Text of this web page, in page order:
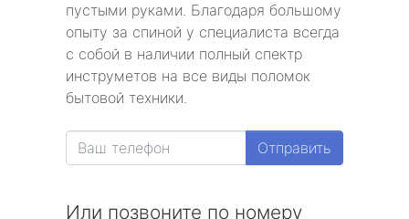
пустыми руками. Благодаря большому
опыту за спиной у специалиста всегда
с собой в наличии полный спектр
инструметов на все виды поломок
бытовой техники.
Отправить
Или позвоните по номеру